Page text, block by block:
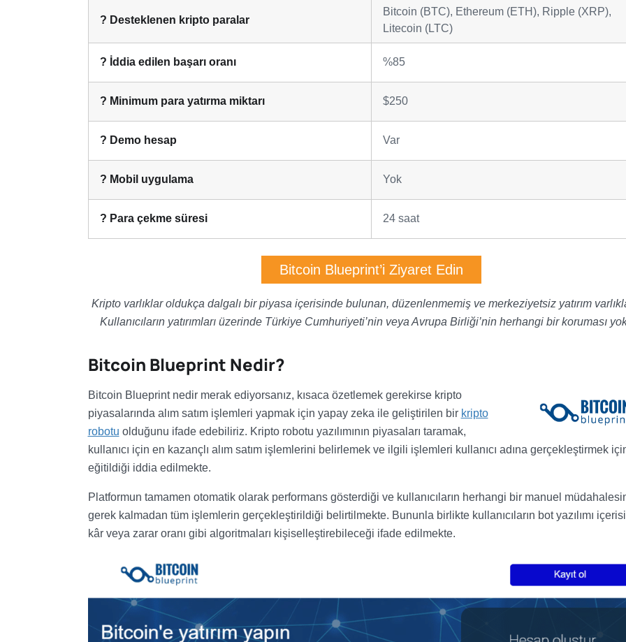
? Desteklenen kripto paralar
Bitcoin (BTC), Ethereum (ETH), Ripple (XRP),
Litecoin (LTC)
? İddia edilen başarı oranı %85
? Minimum para yatırma miktarı $250
? Demo hesap Var
? Mobil uygulama Yok
? Para çekme süresi 24 saat
Bitcoin Blueprint’i Ziyaret Edin
Kripto varlıklar oldukça dalgalı bir piyasa içerisinde bulunan, düzenlenmemiş ve merkeziyetsiz yatırım
Kullanıcıların yatırımları üzerinde Türkiye Cumhuriyeti’nin veya Avrupa Birliği’nin herhangi bir koruması
Bitcoin Blueprint Nedir?
Bitcoin Blueprint nedir merak ediyorsanız, kısaca özetlemek gerekirse kripto
piyasalarında alım satım işlemleri yapmak için yapay zeka ile geliştirilen bir kripto
robotu olduğunu ifade edebiliriz. Kripto robotu yazılımının piyasaları taramak,
kullanıcı için en kazançlı alım satım işlemlerini belirlemek ve ilgili işlemleri kullanıcı adına gerçekleştirmek
eğitildiği iddia edilmekte.
Platformun tamamen otomatik olarak performans gösterdiği ve kullanıcıların herhangi bir manuel
gerek kalmadan tüm işlemlerin gerçekleştirildiği belirtilmekte. Bununla birlikte kullanıcıların bot yazılımı
kâr veya zarar oranı gibi algoritmaları kişiselleştirebileceği ifade edilmekte.